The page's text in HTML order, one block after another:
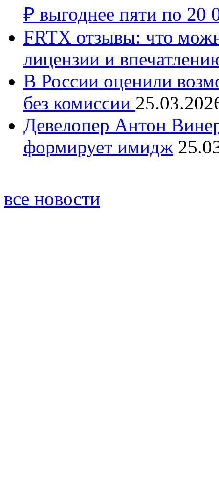
₽ выгоднее пяти по 20
FRTX отзывы: что
лицензии и
В России оценили
без комиссии
Девелопер Антон
формирует имидж
все новости